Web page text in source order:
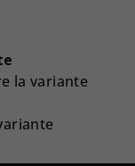
la variante